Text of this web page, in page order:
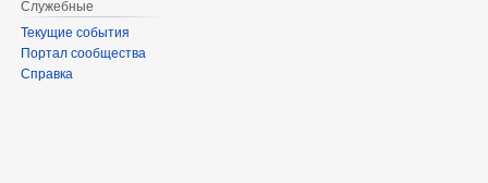
Служебные
Текущие события
Портал сообщества
Справка